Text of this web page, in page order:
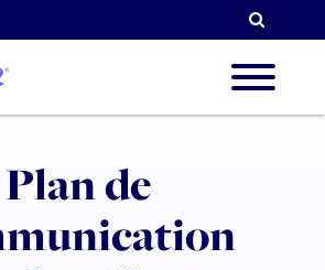
Nos
Plan de